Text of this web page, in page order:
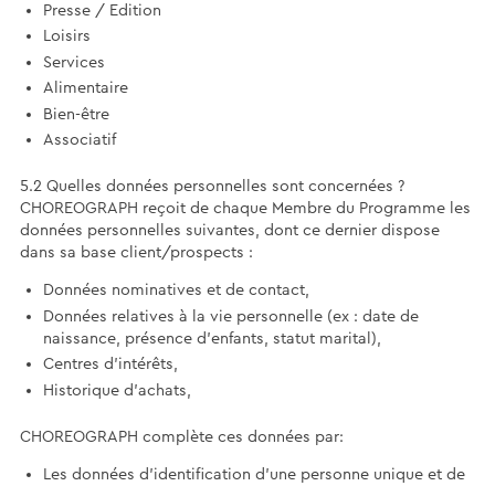
Presse / Edition
Loisirs
Services
Alimentaire
Bien-être
Associatif
5.2 Quelles données personnelles sont concernées ?
CHOREOGRAPH reçoit de chaque Membre du Programme les
données personnelles suivantes, dont ce dernier dispose
dans sa base client/prospects :
Données nominatives et de contact,
Données relatives à la vie personnelle (ex : date de
naissance, présence d’enfants, statut marital),
Centres d’intérêts,
Historique d’achats,
CHOREOGRAPH complète ces données par:
Les données d’identification d’une personne unique et de